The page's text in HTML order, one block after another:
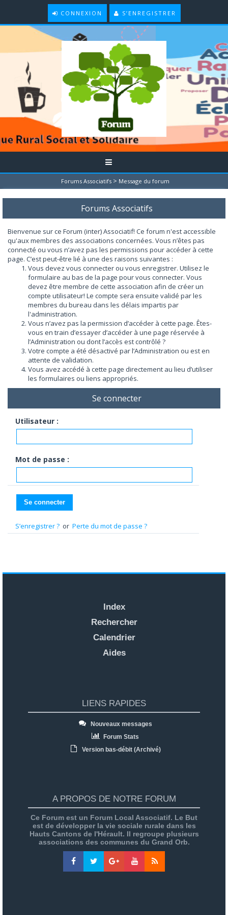
CONNEXION S’ENREGISTRER
Forums Associatifs > Message du forum
Forums Associatifs
Bienvenue sur ce Forum (inter) Associatif! Ce forum n'est accessible
qu'aux membres des associations concernées. Vous n’êtes pas
connecté ou vous n’avez pas les permissions pour accéder à cette
page. C’est peut-être lié à une des raisons suivantes :
Vous devez vous connecter ou vous enregistrer. Utilisez le
formulaire au bas de la page pour vous connecter. Vous
devez être membre de cette association afin de créer un
compte utilisateur! Le compte sera ensuite validé par les
membres du bureau dans les délais impartis par
l'administration.
Vous n’avez pas la permission d’accéder à cette page. Êtes-
vous en train d’essayer d’accéder à une page réservée à
l’Administration ou dont l’accès est contrôlé ?
Votre compte a été désactivé par l’Administration ou est en
attente de validation.
Vous avez accédé à cette page directement au lieu d’utiliser
les formulaires ou liens appropriés.
Se connecter
Utilisateur :
Mot de passe :
S’enregistrer ? or Perte du mot de passe ?
Index
Rechercher
Calendrier
Aides
LIENS RAPIDES
Nouveaux messages
Forum Stats
Version bas-débit (Archivé)
A PROPOS DE NOTRE FORUM
Ce Forum est un Forum Local Associatif. Le But
est de développer la vie sociale rurale dans les
Hauts Cantons de l'Hérault. Il regroupe plusieurs
associations des communes du Grand Orb.